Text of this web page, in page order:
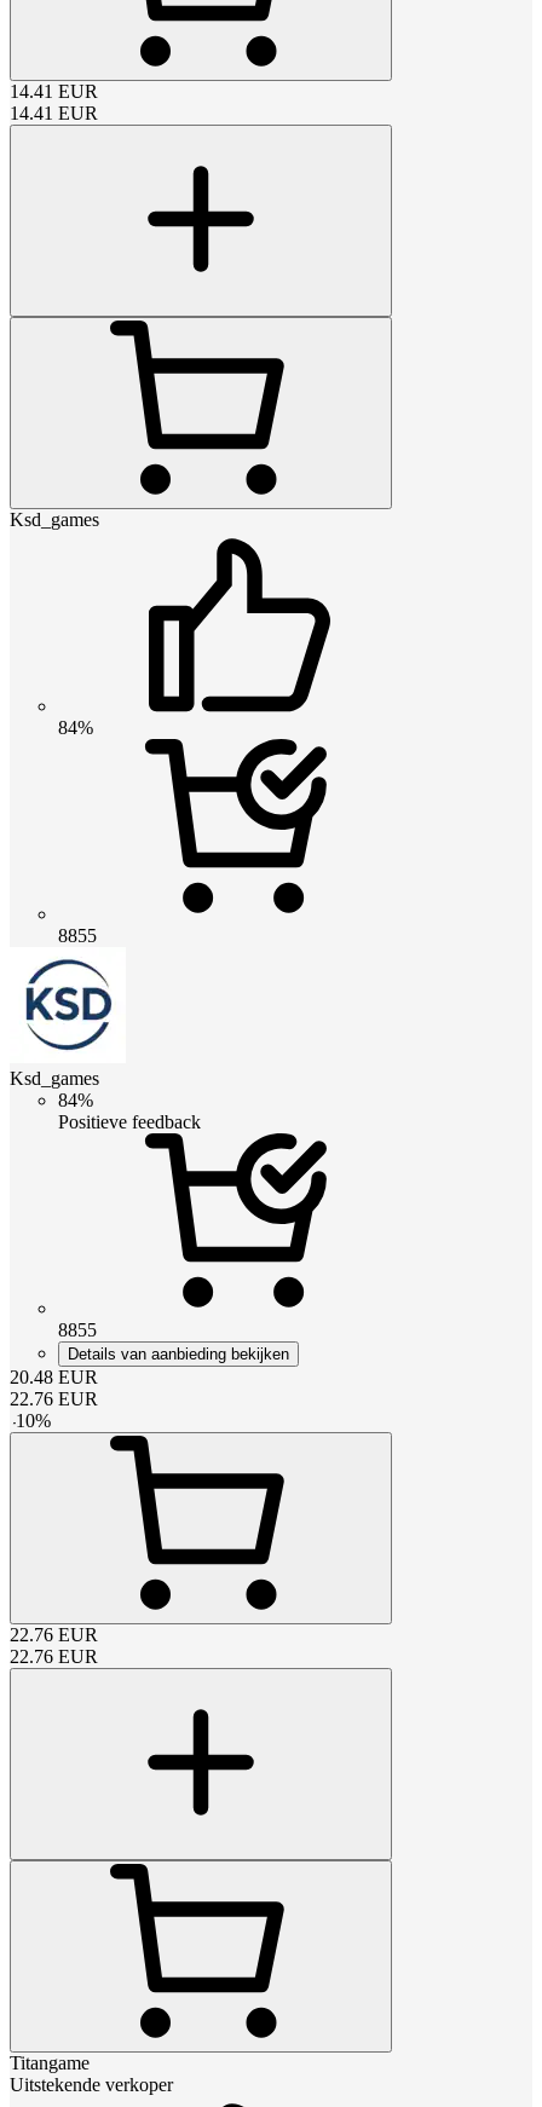
14.41 EUR
14.41 EUR
Ksd_games
84%
8855
Ksd_games
84%
Positieve feedback
8855
Details van aanbieding bekijken
20.48 EUR
22.76 EUR
-10%
22.76 EUR
22.76 EUR
Titangame
Uitstekende verkoper